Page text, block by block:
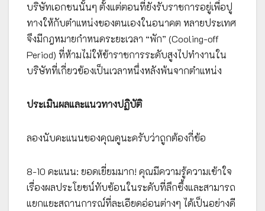
บริษัทเอกชนนั้นๆ ตั้งแต่ตอนที่ยังรับราชการอยู่เพื่อปู
ทางให้กับตำแหน่งของตนเองในอนาคต หลายประเทศ
จึงมีกฎหมายกำหนดระยะเวลา “พัก” (Cooling-off
Period) ที่ห้ามไม่ให้ข้าราชการระดับสูงไปทำงานใน
บริษัทที่เกี่ยวข้องเป็นเวลาหนึ่งหลังพ้นจากตำแหน่ง
ประเมินผลและแนวทางปฏิบัติ
ลองนับคะแนนของคุณดูนะครับว่าถูกต้องกี่ข้อ
8-10 คะแนน: ยอดเยี่ยมมาก! คุณมีความรู้ความเข้าใจ
เรื่องผลประโยชน์ทับซ้อนในระดับที่ลึกซึ้งและสามารถ
แยกแยะสถานการณ์ที่ละเอียดอ่อนต่างๆ ได้เป็นอย่างดี